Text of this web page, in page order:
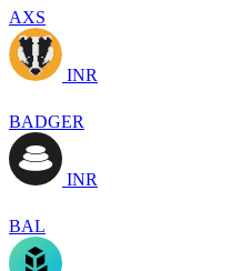
AXS
INR
BADGER
INR
BAL